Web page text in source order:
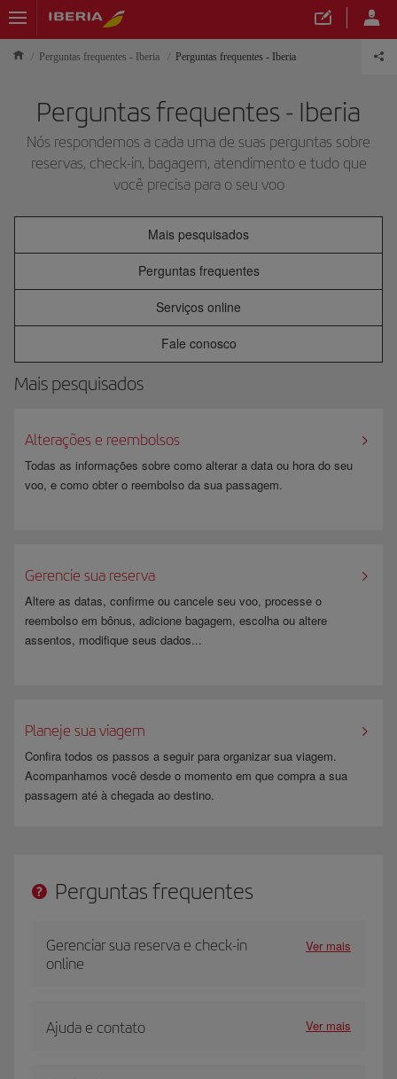
Perguntas frequentes - Iberia Perguntas frequentes - Iberia
Perguntas frequentes - Iberia
Nós respondemos a cada uma de suas perguntas sobre
reservas, check-in, bagagem, atendimento e tudo que
você precisa para o seu voo
Mais pesquisados
Perguntas frequentes
Serviços online
Fale conosco
Mais pesquisados
Alterações e reembolsos
Todas as informações sobre como alterar a data ou hora do seu
voo, e como obter o reembolso da sua passagem.
Gerencie sua reserva
Altere as datas, confirme ou cancele seu voo, processe o
reembolso em bônus, adicione bagagem, escolha ou altere
assentos, modifique seus dados...
Planeje sua viagem
Confira todos os passos a seguir para organizar sua viagem.
Acompanhamos você desde o momento em que compra a sua
passagem até à chegada ao destino.
Perguntas frequentes
Gerenciar sua reserva e check-in
online
Ver mais
Ajuda e contato Ver mais